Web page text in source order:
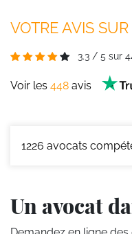
VOTRE AVIS
3.3 / 5 sur
Voir les 448 avis
1226 avocats
Un avocat